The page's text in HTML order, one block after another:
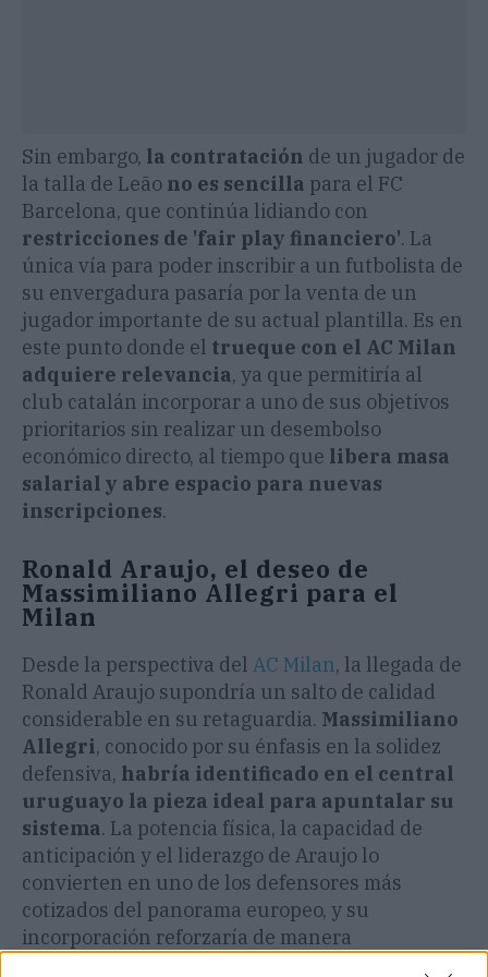
Sin embargo, la contratación de un jugador de
la talla de Leão no es sencilla para el FC
Barcelona, que continúa lidiando con
restricciones de 'fair play financiero'. La
única vía para poder inscribir a un futbolista de
su envergadura pasaría por la venta de un
jugador importante de su actual plantilla. Es en
este punto donde el trueque con el AC Milan
adquiere relevancia, ya que permitiría al
club catalán incorporar a uno de sus objetivos
prioritarios sin realizar un desembolso
económico directo, al tiempo que libera masa
salarial y abre espacio para nuevas
inscripciones.
Ronald Araujo, el deseo de
Massimiliano Allegri para el
Milan
Desde la perspectiva del AC Milan, la llegada de
Ronald Araujo supondría un salto de calidad
considerable en su retaguardia. Massimiliano
Allegri, conocido por su énfasis en la solidez
defensiva, habría identificado en el central
uruguayo la pieza ideal para apuntalar su
sistema. La potencia física, la capacidad de
anticipación y el liderazgo de Araujo lo
convierten en uno de los defensores más
cotizados del panorama europeo, y su
incorporación reforzaría de manera